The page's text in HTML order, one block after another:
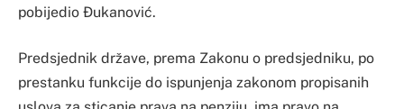
pobijedio Đukanović.
Predsjednik države, prema Zakonu o predsjedniku, po
prestanku funkcije do ispunjenja zakonom propisanih